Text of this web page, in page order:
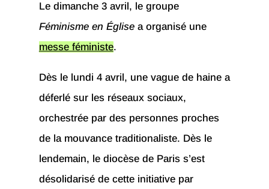
Le dimanche 3 avril, le groupe
Féminisme en Églisea organisé une
messe féministe.
Dès le lundi 4 avril, une vague de haine a
déferlé sur les réseaux sociaux,
orchestrée par des personnes proches
de la mouvance traditionaliste. Dès le
lendemain, le diocèse de Paris s’est
désolidarisé de cette initiative par